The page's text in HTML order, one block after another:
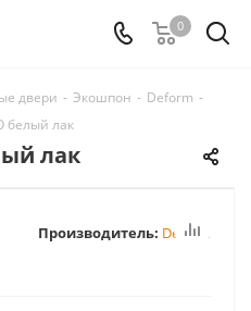
0
двери - Экошпон - Deform -
белый лак
лак
Производитель: Deform